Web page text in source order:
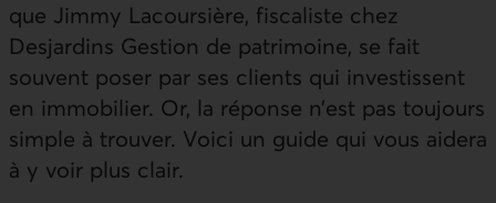
que Jimmy Lacoursière, fiscaliste chez
Desjardins Gestion de patrimoine, se fait
souvent poser par ses clients qui investissent
en immobilier. Or, la réponse n’est pas toujours
simple à trouver. Voici un guide qui vous aidera
à y voir plus clair.